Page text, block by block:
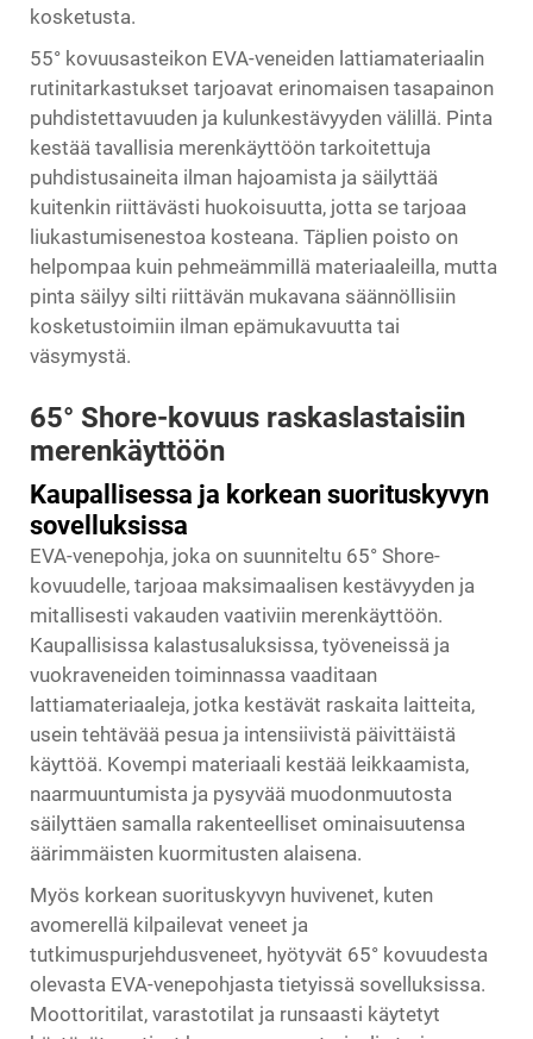
kosketusta.
55° kovuusasteikon EVA-veneiden lattiamateriaalin
rutinitarkastukset tarjoavat erinomaisen tasapainon
puhdistettavuuden ja kulunkestävyyden välillä. Pinta
kestää tavallisia merenkäyttöön tarkoitettuja
puhdistusaineita ilman hajoamista ja säilyttää
kuitenkin riittävästi huokoisuutta, jotta se tarjoaa
liukastumisenestoa kosteana. Täplien poisto on
helpompaa kuin pehmeämmillä materiaaleilla, mutta
pinta säilyy silti riittävän mukavana säännöllisiin
kosketustoimiin ilman epämukavuutta tai
väsymystä.
65° Shore-kovuus raskaslastaisiin
merenkäyttöön
Kaupallisessa ja korkean suorituskyvyn
sovelluksissa
EVA-venepohja, joka on suunniteltu 65° Shore-
kovuudelle, tarjoaa maksimaalisen kestävyyden ja
mitallisesti vakauden vaativiin merenkäyttöön.
Kaupallisissa kalastusaluksissa, työveneissä ja
vuokraveneiden toiminnassa vaaditaan
lattiamateriaaleja, jotka kestävät raskaita laitteita,
usein tehtävää pesua ja intensiivistä päivittäistä
käyttöä. Kovempi materiaali kestää leikkaamista,
naarmuuntumista ja pysyvää muodonmuutosta
säilyttäen samalla rakenteelliset ominaisuutensa
äärimmäisten kuormitusten alaisena.
Myös korkean suorituskyvyn huvivenet, kuten
avomerellä kilpailevat veneet ja
tutkimuspurjehdusveneet, hyötyvät 65° kovuudesta
olevasta EVA-venepohjasta tietyissä sovelluksissa.
Moottoritilat, varastotilat ja runsaasti käytetyt